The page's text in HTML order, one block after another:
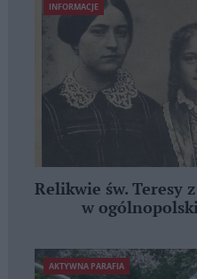
INFORMACJE
Relikwie św. Teresy
w
AKTYWNA PARAFIA